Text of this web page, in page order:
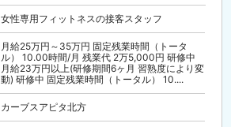
女性専用フィットネスの接客スタッフ
月給25万円～35万円 固定残業時間（トータ
ル） 10.00時間/月 残業代 2万5,000円 研修中
月給23万円以上(研修期間6ヶ月 習熟度により変
動) 研修中 固定残業時間（トータル） 10....
カーブスアピタ北方